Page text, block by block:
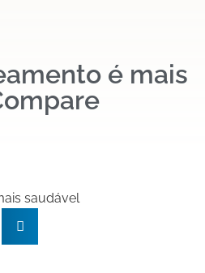
é mais